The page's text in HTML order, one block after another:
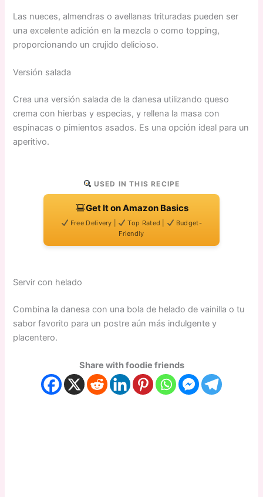
Las nueces, almendras o avellanas trituradas pueden ser
una excelente adición en la mezcla o como topping,
proporcionando un crujido delicioso.
Versión salada
Crea una versión salada de la danesa utilizando queso
crema con hierbas y especias, y rellena la masa con
espinacas o pimientos asados. Es una opción ideal para un
aperitivo.
USED IN THIS RECIPE
Get It on Amazon Basics
Free Delivery | Top Rated |
Budget-
Friendly
Servir con helado
Combina la danesa con una bola de helado de vainilla o tu
sabor favorito para un postre aún más indulgente y
placentero.
Share with foodie friends